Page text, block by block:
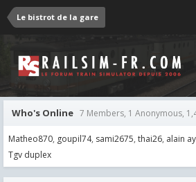
Le bistrot de la gare
Who's Online 7 Members, 1 Anonymous,
Matheo870 goupil74 sami2675 thai26 alain
Tgv duplex